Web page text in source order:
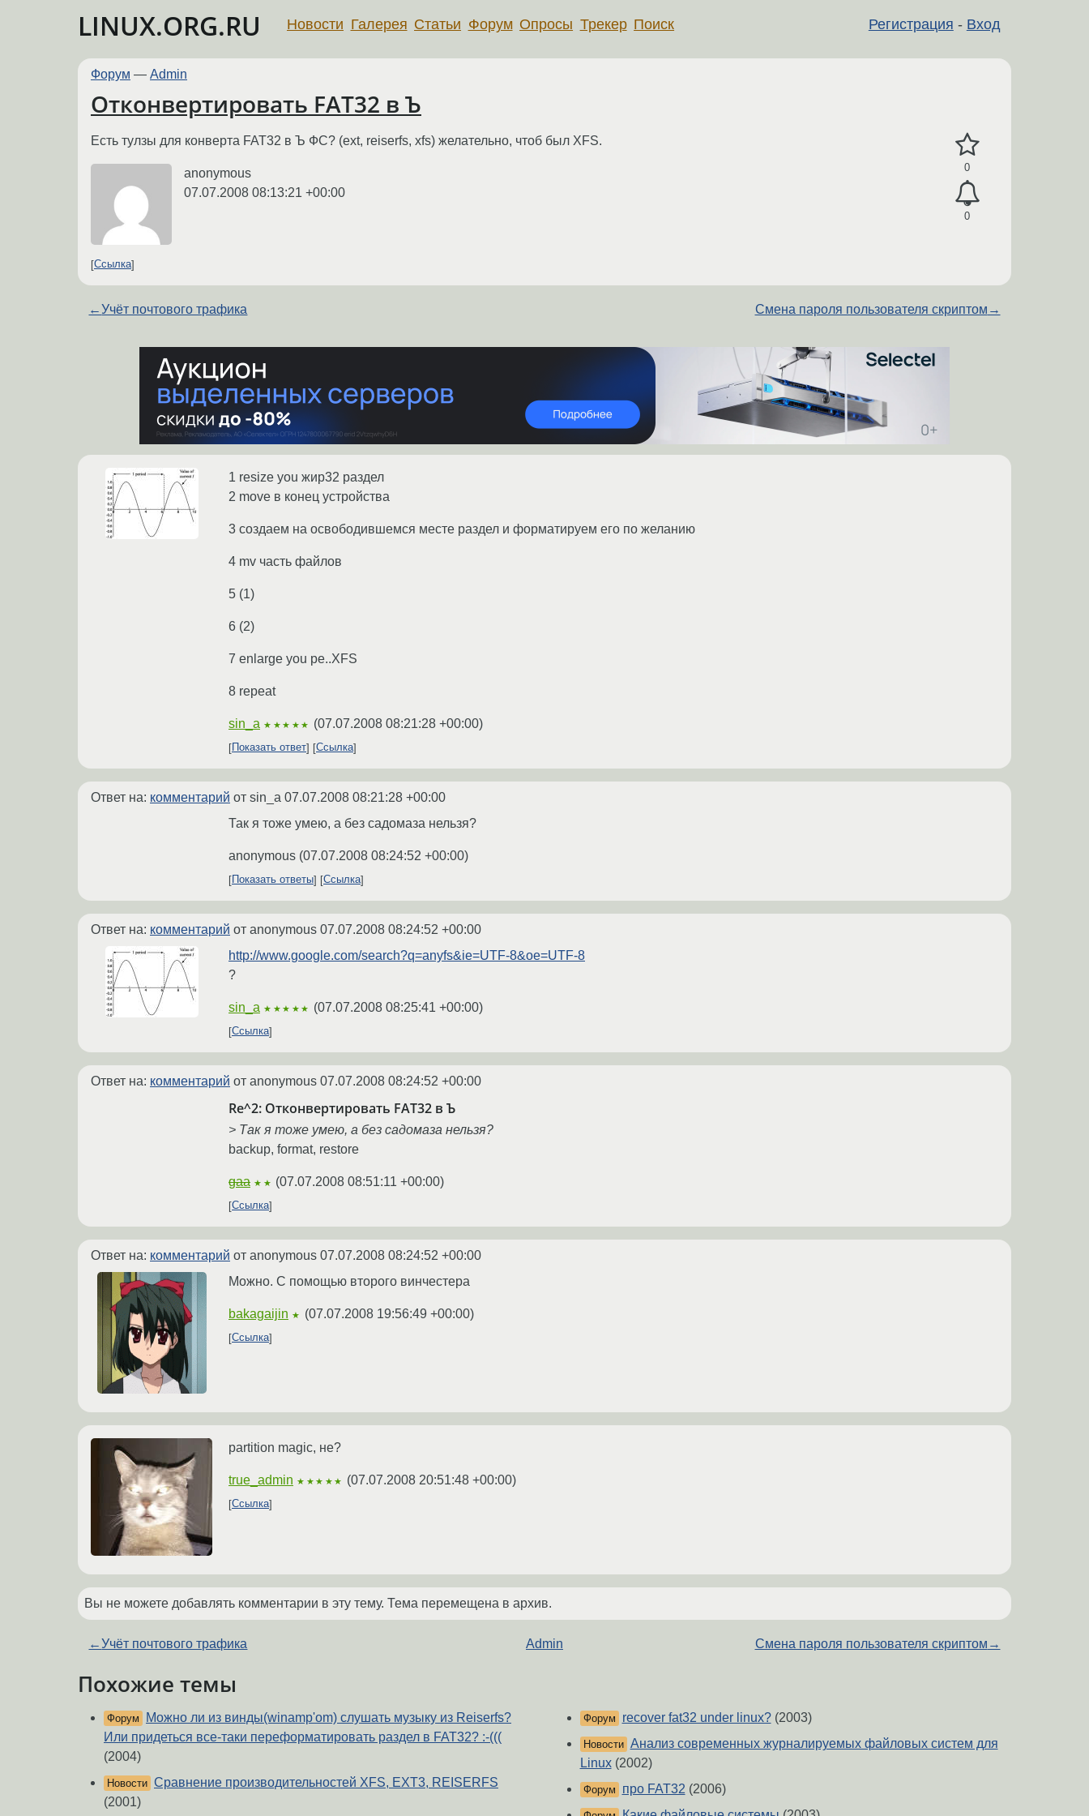
LINUX.ORG.RU Регистрация - Вход
Новости Галерея Статьи Форум Опросы Трекер Поиск
Форум — Admin
Отконвертировать FAT32 в Ъ
0
0
Есть тулзы для конверта FAT32 в Ъ ФС? (ext, reiserfs, xfs) желательно, чтоб был XFS.
anonymous
07.07.2008 08:13:21 +00:00
Ссылка
←Учёт почтового трафика Смена пароля пользователя скриптом →
1 resize you жир32 раздел
2 move в конец устройства
3 создаем на освободившемся месте раздел и форматируем его по желанию
4 mv часть файлов
5 (1)
6 (2)
7 enlarge you pe..XFS
8 repeat
sin_a ★★★★★ (07.07.2008 08:21:28 +00:00)
Показать ответ Ссылка
Ответ на: комментарий от sin_a 07.07.2008 08:21:28 +00:00
Так я тоже умею, а без садомаза нельзя?
anonymous (07.07.2008 08:24:52 +00:00)
Показать ответы Ссылка
Ответ на: комментарий от anonymous 07.07.2008 08:24:52 +00:00
http://www.google.com/search?q=anyfs&ie=UTF-8&oe=UTF-8
?
sin_a ★★★★★ (07.07.2008 08:25:41 +00:00)
Ссылка
Ответ на: комментарий от anonymous 07.07.2008 08:24:52 +00:00
Re^2: Отконвертировать FAT32 в Ъ
> Так я тоже умею, а без садомаза нельзя?
backup, format, restore
gaa ★★ (07.07.2008 08:51:11 +00:00)
Ссылка
Ответ на: комментарий от anonymous 07.07.2008 08:24:52 +00:00
Можно. С помощью второго винчестера
bakagaijin ★ (07.07.2008 19:56:49 +00:00)
Ссылка
partition magic, не?
true_admin ★★★★★ (07.07.2008 20:51:48 +00:00)
Ссылка
Вы не можете добавлять комментарии в эту тему. Тема перемещена в архив.
←Учёт почтового трафика Admin Смена пароля пользователя скриптом →
Похожие темы
Форум
Можно ли из винды(winamp'om) слушать музыку из Reiserfs?
Или придеться все-таки переформатировать раздел в FAT32? :-(((
(2004)
Новости Сравнение производительностей XFS, EXT3, REISERFS
(2001)
Форум recover fat32 under linux?(2003)
Новости Анализ современных журналируемых файловых систем для
Linux(2002)
Форум про FAT32 (2006)